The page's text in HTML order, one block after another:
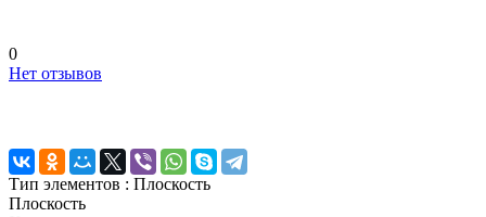
0
Нет отзывов
Тип элементов : Плоскость
Плоскость